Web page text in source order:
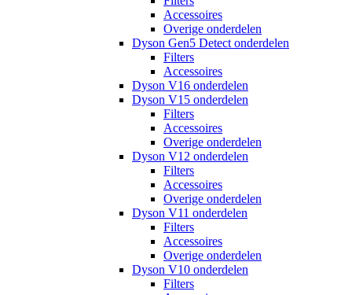
Accessoires
Overige onderdelen
Dyson Gen5 Detect onderdelen
Filters
Accessoires
Dyson V16 onderdelen
Dyson V15 onderdelen
Filters
Accessoires
Overige onderdelen
Dyson V12 onderdelen
Filters
Accessoires
Overige onderdelen
Dyson V11 onderdelen
Filters
Accessoires
Overige onderdelen
Dyson V10 onderdelen
Filters